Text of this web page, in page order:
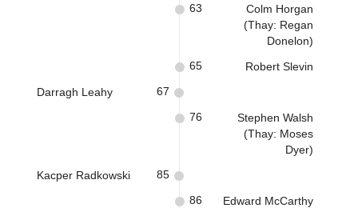
Colm Horgan
(Thay: Regan
Donelon)
63
Robert Slevin
65
Darragh Leahy 67
Stephen Walsh
(Thay: Moses
Dyer)
76
Kacper Radkowski 85
Edward McCarthy
86